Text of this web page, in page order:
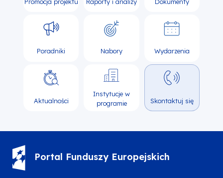
Poradniki Nabory Wydarzenia
Aktualności
Instytucje w
programie
Skontaktuj się
Portal Funduszy Europejskich